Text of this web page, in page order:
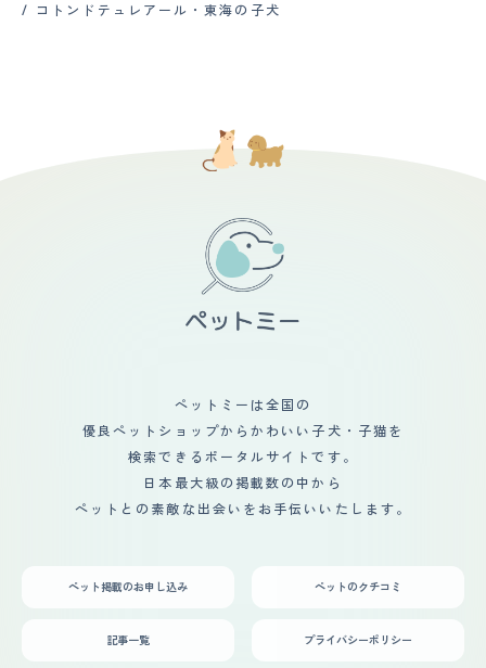
コトンドテュレアール・東海の子犬
ペットミーは全国の
優良ペットショップからかわいい子犬・子猫を
検索できるポータルサイトです。
日本最大級の掲載数の中から
ペットとの素敵な出会いをお手伝いいたします。
ペット掲載のお申し込み ペットのクチコミ
記事一覧 プライバシーポリシー